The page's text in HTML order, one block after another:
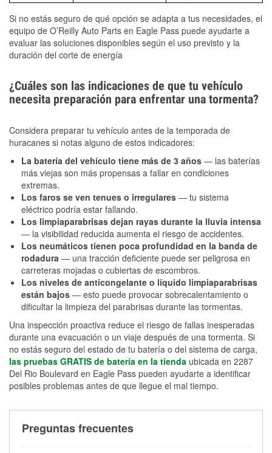
Si no estás seguro de qué opción se adapta a tus necesidades, el
equipo de O’Reilly Auto Parts en Eagle Pass puede ayudarte a
evaluar las soluciones disponibles según el uso previsto y la
duración del corte de energía
¿Cuáles son las indicaciones de que tu vehículo
necesita preparación para enfrentar una tormenta?
Considera preparar tu vehículo antes de la temporada de
huracanes si notas alguno de estos indicadores:
La batería del vehículo tiene más de 3 años — las baterías
más viejas son más propensas a fallar en condiciones
extremas.
Los faros se ven tenues o irregulares — tu sistema
eléctrico podría estar fallando.
Los limpiaparabrisas dejan rayas durante la lluvia intensa
— la visibilidad reducida aumenta el riesgo de accidentes.
Los neumáticos tienen poca profundidad en la banda de
rodadura — una tracción deficiente puede ser peligrosa en
carreteras mojadas o cubiertas de escombros.
Los niveles de anticongelante o líquido limpiaparabrisas
están bajos — esto puede provocar sobrecalentamiento o
dificultar la limpieza del parabrisas durante las tormentas.
Una inspección proactiva reduce el riesgo de fallas inesperadas
durante una evacuación o un viaje después de una tormenta. Si
no estás seguro del estado de tu batería o del sistema de carga,
las pruebas GRATIS de batería en la tienda ubicada en 2287
Del Rio Boulevard en Eagle Pass pueden ayudarte a identificar
posibles problemas antes de que llegue el mal tiempo.
Preguntas frecuentes